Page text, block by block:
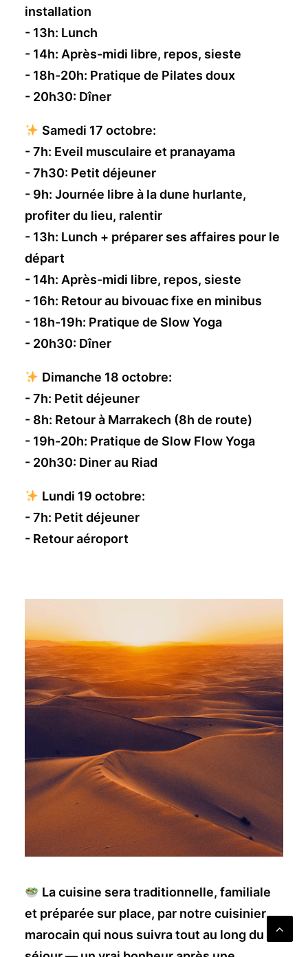
installation
- 13h: Lunch
- 14h: Après-midi libre, repos, sieste
- 18h-20h: Pratique de Pilates doux
- 20h30: Dîner
Samedi 17 octobre:
- 7h: Eveil musculaire et pranayama
- 7h30: Petit déjeuner
- 9h: Journée libre à la dune hurlante,
profiter du lieu, ralentir
- 13h: Lunch + préparer ses affaires pour le
départ
- 14h: Après-midi libre, repos, sieste
- 16h: Retour au bivouac fixe en minibus
- 18h-19h: Pratique de Slow Yoga
- 20h30: Dîner
Dimanche 18 octobre:
- 7h: Petit déjeuner
- 8h: Retour à Marrakech (8h de route)
- 19h-20h: Pratique de Slow Flow Yoga
- 20h30: Diner au Riad
Lundi 19 octobre:
- 7h: Petit déjeuner
- Retour aéroport
La cuisine sera traditionnelle, familiale
et préparée sur place, par notre cuisinier
marocain qui nous suivra tout au long du